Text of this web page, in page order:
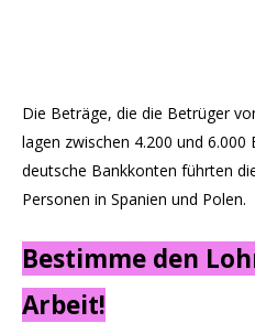
Die Beträge, die die Betrüger
lagen zwischen 4.200 und
deutsche Bankkonten führten
Personen in Spanien und Polen.
Bestimme den
Arbeit!